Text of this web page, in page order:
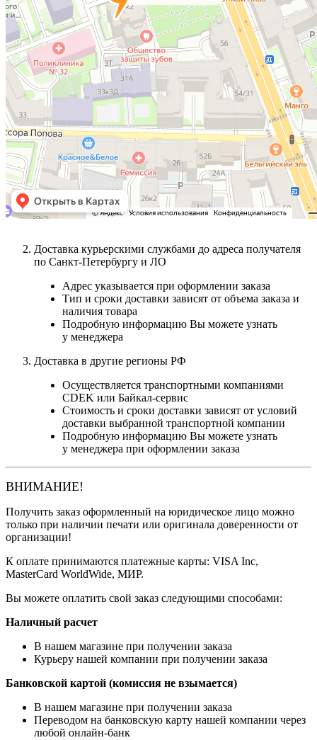
Доставка курьерскими службами до адреса получателя
по Санкт-Петербургу и ЛО
Адрес указывается при оформлении заказа
Тип и сроки доставки зависят от объема заказа и
наличия товара
Подробную информацию Вы можете узнать
у менеджера
Доставка в другие регионы РФ
Осуществляется транспортными компаниями
CDEK или Байкал-сервис
Стоимость и сроки доставки зависят от условий
доставки выбранной транспортной компании
Подробную информацию Вы можете узнать
у менеджера при оформлении заказа
ВНИМАНИЕ!
Получить заказ оформленный на юридическое лицо можно
только при наличии печати или оригинала доверенности от
организации!
К оплате принимаются платежные карты: VISA Inc,
MasterCard WorldWide, МИР.
Вы можете оплатить свой заказ следующими способами:
Наличный расчет
В нашем магазине при получении заказа
Курьеру нашей компании при получении заказа
Банковской картой (комиссия не взымается)
В нашем магазине при получении заказа
Переводом на банковскую карту нашей компании через
любой онлайн-банк